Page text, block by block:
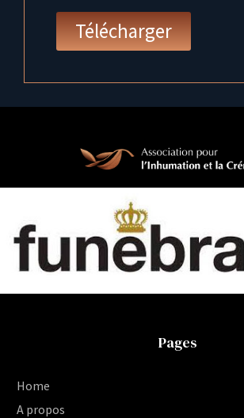
Télécharger
Pages
Home
A propos